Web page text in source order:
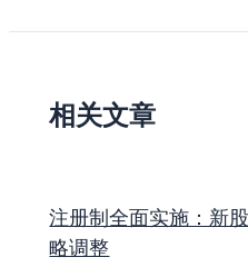
相关文章
注册制全面实施：新
略调整